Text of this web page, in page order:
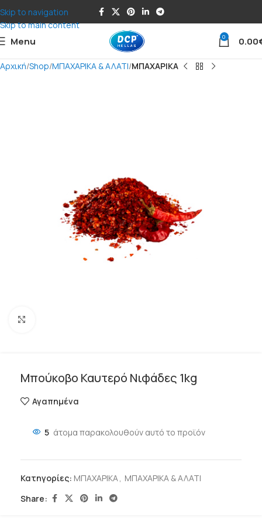
Skip to navigation
Skip to main content
Menu 0 0.00
Αρχική Shop ΜΠΑΧΑΡΙΚΑ & ΑΛΑΤΙ ΜΠΑΧΑΡΙΚΑ
Μπούκοβο Καυτερό Νιφάδες 1kg
Αγαπημένα
5 άτομα παρακολουθούν αυτό το προϊόν
Κατηγορίες: ΜΠΑΧΑΡΙΚΑ, ΜΠΑΧΑΡΙΚΑ & ΑΛΑΤΙ
Share: